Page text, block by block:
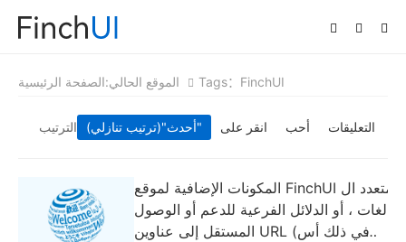
الموقع الحالي:الصفحة الرئيسية Tags：FinchUI
الترتيب أحدث"(ترتيب تنازلي)" انقر على أحب التعليقات
المكونات الإضافية لموقع FinchUI متعدد ال
لغات ، أو الدلائل الفرعية للدعم أو الوصول
المستقل إلى عناوين URL (بما في ذلك أس